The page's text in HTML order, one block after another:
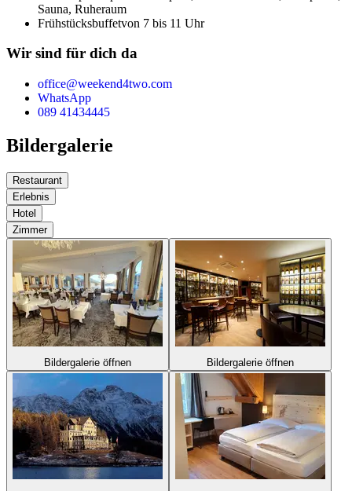
Sauna, Ruheraum
Frühstücksbuffetvon 7 bis 11 Uhr
Wir sind für dich da
office@weekend4two.com
WhatsApp
089 41434445
Bildergalerie
Restaurant
Erlebnis
Hotel
Zimmer
Bildergalerie öffnen Bildergalerie öffnen